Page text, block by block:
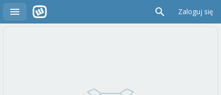
Zaloguj się